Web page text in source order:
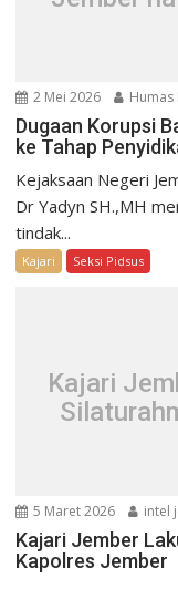
2 Mei 2026 Humas
Dugaan Korupsi
ke Tahap
Kejaksaan Negeri
Dr Yadyn SH.,MH
tindak...
Kajari Seksi Pidsus
Kajari
5 Maret 2026 intel
Kajari Jember
Kapolres Jember